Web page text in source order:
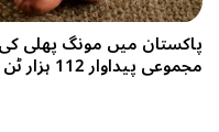
مجموعی پیداوار 112 ہزار ٹن تک پہنچ گئی